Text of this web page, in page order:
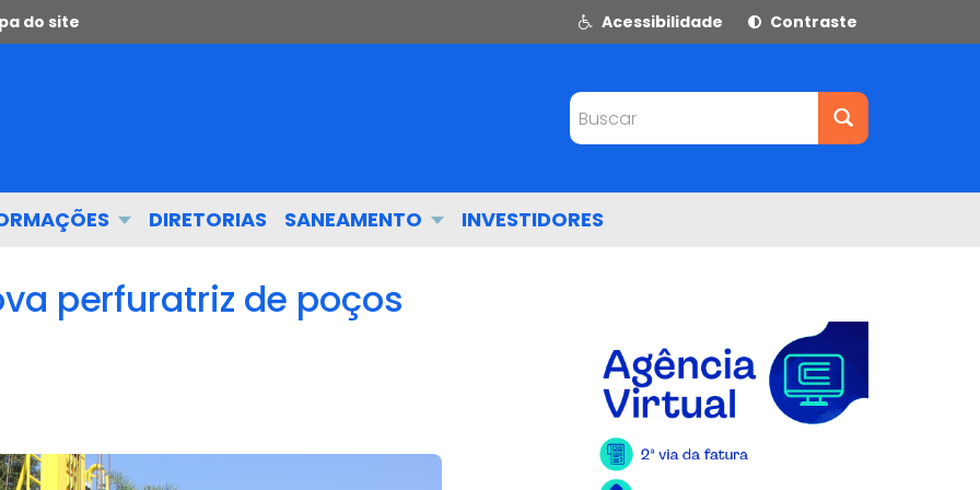
do site Acessibilidade Contraste
Buscar
DIRETORIAS SANEAMENTO INVESTIDORES
perfuratriz de poços